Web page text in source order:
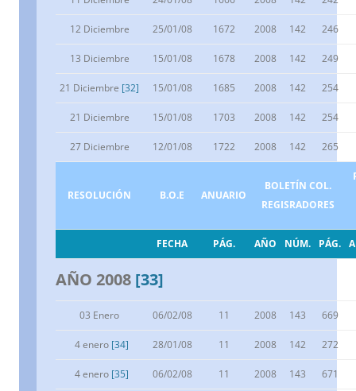
12 Diciembre 25/01/08 1672 2008 142 246
13 Diciembre 15/01/08 1678 2008 142 249
21 Diciembre [32] 15/01/08 1685 2008 142 254
21 Diciembre 15/01/08 1703 2008 142 254
27 Diciembre 12/01/08 1722 2008 142 265
RESOLUCIÓN B.O.E ANUARIO
BOLETÍN COL.
REGISRADORES
FECHA PÁG. AÑO NÚM. PÁG.
AÑO 2008 [33]
03 Enero 06/02/08 11 2008 143 669
4 enero [34] 28/01/08 11 2008 142 272
4 enero [35] 06/02/08 11 2008 143 671